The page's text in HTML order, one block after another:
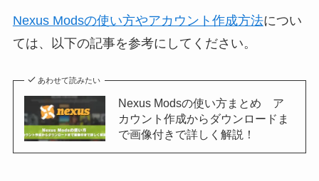
Nexus Modsの使い方やアカウント作成方法につい
ては、以下の記事を参考にしてください。
あわせて読みたい
Nexus Modsの使い方まとめ ア
カウント作成からダウンロードま
で画像付きで詳しく解説！